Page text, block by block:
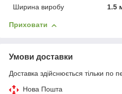
Ширина виробу
1.5
Приховати
Умови доставки
Доставка здійснюється тільки по
Нова Пошта